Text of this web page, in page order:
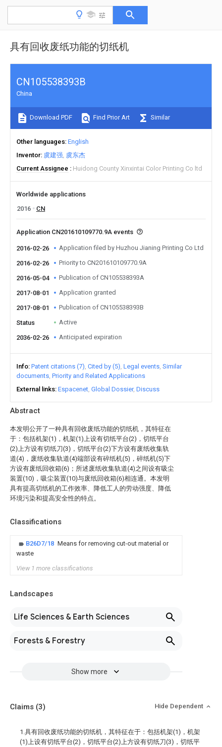
具有回收废纸功能的切纸机
Abstract
本发明公开了一种具有回收废纸功能的切纸机，其特征在
于：包括机架(1)，机架(1)上设有切纸平台(2)，切纸平台
(2)上方设有切纸刀(3)，切纸平台(2)下方设有废纸收集轨
道(4)，废纸收集轨道(4)端部设有碎纸机(5)，碎纸机(5)下
方设有废纸回收箱(6)；所述废纸收集轨道(4)之间设有吸尘
装置(10)，吸尘装置(10)与废纸回收箱(6)相连通。本发明
具有提高切纸机的工作效率、降低工人的劳动强度、降低
环境污染和提高安全性的特点。
Classifications
B26D7/18 Means for removing cut-out material or
waste
View 1 more classifications
Landscapes
Life Sciences & Earth Sciences
Forests & Forestry
Show more
CN105538393B
China
Download PDF Find Prior Art Similar
Other languages English
Inventor 虞建强 虞东杰
Current Assignee
Huidong County Xinxintai Color Printing Co ltd
Worldwide applications
2016
CN
Application CN201610109770.9A events
2016-02-26 Application filed by Huzhou Jianing Printing Co Ltd
2016-02-26 Priority to CN201610109770.9A
2016-05-04 Publication of CN105538393A
2017-08-01 Application granted
2017-08-01 Publication of CN105538393B
Status Active
2036-02-26 Anticipated expiration
Info Patent citations (7) Cited by (5) Legal events Similar
documents Priority and Related Applications
External links Espacenet Global Dossier Discuss
Claims (3) Hide Dependent
1.具有回收废纸功能的切纸机，其特征在于：包括机架(1)，机架
(1)上设有切纸平台(2)，切纸平台(2)上方设有切纸刀(3)，切纸平